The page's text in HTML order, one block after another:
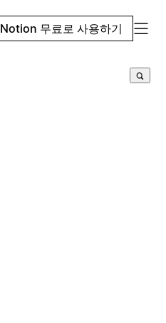
Notion 무료로 사용하기